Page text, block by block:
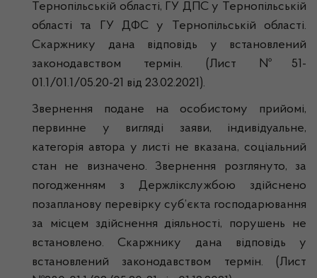
Тернопільській області, ГУ ДПС у Тернопільській
області та ГУ ДФС у Тернопільській області.
Скаржнику дана відповідь у встановлений
законодавством термін. (Лист №51-
01.1/01.1/05.20-21 від 23.02.2021).
Звернення подане на особистому прийомі,
первинне у вигляді заяви, індивідуальне,
категорія автора у листі не вказана, соціальний
стан не визначено. Звернення розглянуто, за
погодженням з Держлікслужбою здійснено
позапланову перевірку суб’єкта господарювання
за місцем здійснення діяльності, порушень не
встановлено. Скаржнику дана відповідь у
встановлений законодавством термін. (Лист